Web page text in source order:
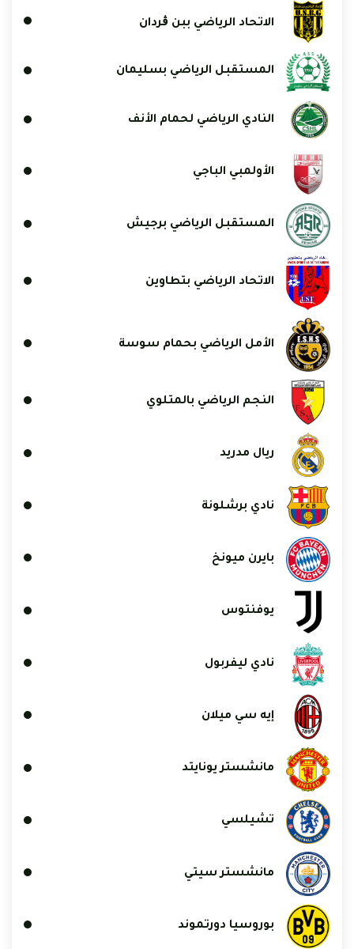
الاتحاد الرياضي ببن ڨردان
المستقبل الرياضي بسليمان
النادي الرياضي لحمام الأنف
الأولمبي الباجي
المستقبل الرياضي برجيش
الاتحاد الرياضي بتطاوين
الأمل الرياضي بحمام سوسة
النجم الرياضي بالمتلوي
ريال مدريد
نادي برشلونة
بايرن ميونخ
يوفنتوس
نادي ليفربول
إيه سي ميلان
مانشستر يونايتد
تشيلسي
مانشستر سيتي
بوروسيا دورتموند